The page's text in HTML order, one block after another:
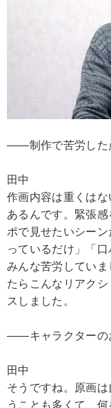
――制作で苦労した
田中
作画内容は重くは
あるんです。緊張
ポで見せたいシー
っているだけ」「
みんな苦労してい
たらこんなリアク
スしました。
――キャラクターの
田中
そうですね。原画
うことも多くて、